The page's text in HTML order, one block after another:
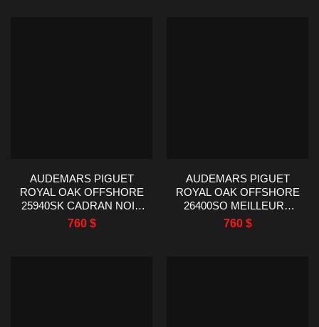
AUDEMARS PIGUET
ROYAL OAK OFFSHORE
25940SK CADRAN NOIR
LUNETTE EN
CÉRAMIQUE TKF 44MM
760 $
AUDEMARS PIGUET
ROYAL OAK OFFSHORE
26400SO MEILLEURE
RÉPLIQUE DE MONTRE
TK FACTORY 44MM
760 $